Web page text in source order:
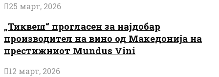
25 март, 2026
„Тиквеш“ прогласен за најдобар
производител на вино од Македонија на
престижниот Mundus Vini
12 март, 2026